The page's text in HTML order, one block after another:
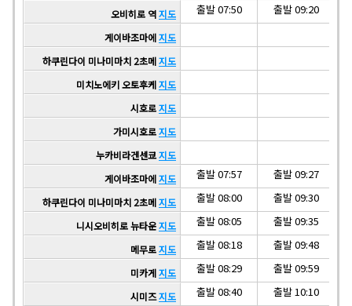
오비히로 역지도 출발 07:50 출발 09:20
게이바조마에지도
하쿠린다이 미나미마치 2초메지도
미치노에키 오토후케지도
시호로지도
가미시호로지도
누카비라겐센쿄지도
게이바조마에지도 출발 07:57 출발 09:27
하쿠린다이 미나미마치 2초메지도 출발 08:00 출발 09:30
니시오비히로 뉴타운지도 출발 08:05 출발 09:35
메무로지도 출발 08:18 출발 09:48
미카게지도 출발 08:29 출발 09:59
시미즈지도 출발 08:40 출발 10:10